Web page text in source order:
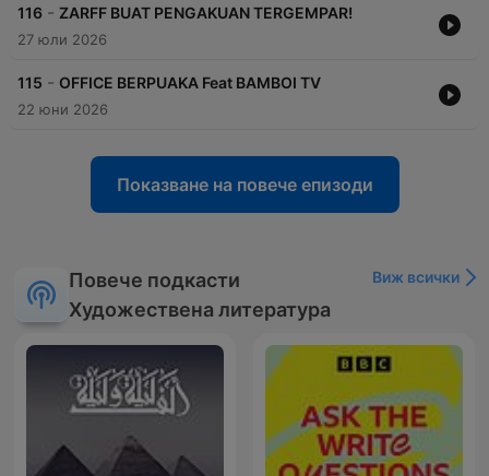
116 - ZARFF BUAT PENGAKUAN TERGEMPAR!
27 юли 2026
115 - OFFICE BERPUAKA Feat BAMBOI TV
22 юни 2026
Показване на повече епизоди
Повече подкасти
Художествена литература
Виж всички